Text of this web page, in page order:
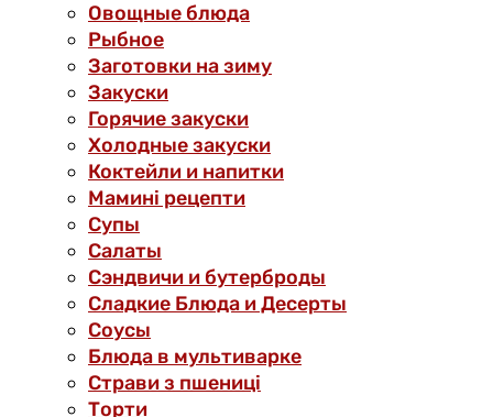
Овощные блюда
Рыбное
Заготовки на зиму
Закуски
Горячие закуски
Холодные закуски
Коктейли и напитки
Мамині рецепти
Супы
Салаты
Сэндвичи и бутерброды
Сладкие Блюда и Десерты
Соусы
Блюда в мультиварке
Страви з пшениці
Торти